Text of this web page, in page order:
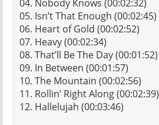
04. Nobody Knows (00:02:32)
05. Isn’t That Enough (00:02:45)
06. Heart of Gold (00:02:52)
07. Heavy (00:02:34)
08. That’ll Be The Day (00:01:52)
09. In Between (00:01:57)
10. The Mountain (00:02:56)
11. Rollin’ Right Along (00:02:39)
12. Hallelujah (00:03:46)